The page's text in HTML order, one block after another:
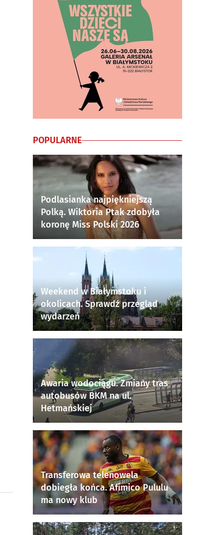
POPULARNE
Podlasianka najpiękniejszą
Polką. Wiktoria Ptak zdobyła
koronę Miss Polski 2026
Weekend w Białymstoku i
okolicach. Sprawdź przegląd
wydarzeń
Awaria wodociągu. Zmiany tras
autobusów BKM na ul.
Hetmańskiej
Transferowa telenowela
dobiegła końca. Afimico Pululu
ma nowy klub